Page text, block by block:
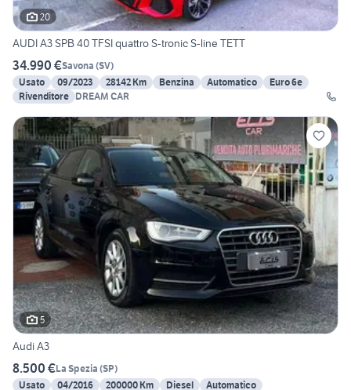
20
AUDI A3 SPB 40 TFSI quattro S-tronic S-line TETT
34.990 €Savona (SV)
Usato
09/2023 28142 Km Benzina Automatico
Euro 6e
Rivenditore DREAM CAR
5
Audi A3
8.500 €La Spezia (SP)
Usato
04/2016 200000 Km Diesel Automatico